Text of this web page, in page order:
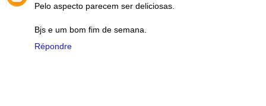
Pelo aspecto parecem ser deliciosas.
Bjs e um bom fim de semana.
Répondre